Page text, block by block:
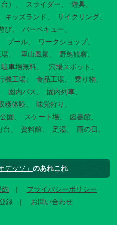
） スライダー
遊具
キッズランド
サイクリング
び
バーベキュー
プール
ワークショップ
場 里山風景
野鳥観察
駐車場無料
穴場スポット
機工場 食品工場
乗り物
園内バス
園内列車
穫体験
味覚狩り
園 スケート場
図書館
台 資料館 足湯
雨の日
デッソ」 のあれこれ
約
プライバシーポリシー
録 お問い合わせ